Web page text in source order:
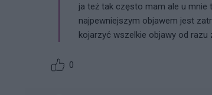
ja też tak często mam ale u
najpewniejszym objawem jest
kojarzyć wszelkie objawy od razu
0